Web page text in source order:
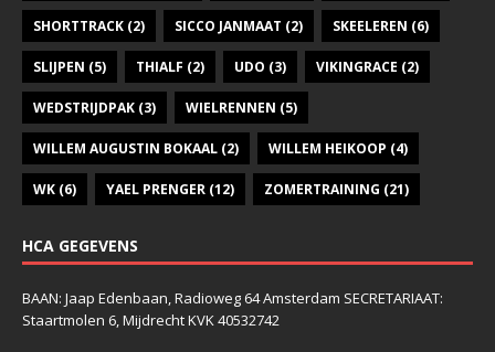
SHORTTRACK (2) SICCO JANMAAT (2) SKEELEREN (6)
SLIJPEN (5) THIALF (2) UDO (3) VIKINGRACE (2)
WEDSTRIJDPAK (3) WIELRENNEN (5)
WILLEM AUGUSTIN BOKAAL (2) WILLEM HEIKOOP (4)
WK (6) YAEL PRENGER (12) ZOMERTRAINING (21)
HCA GEGEVENS
BAAN: Jaap Edenbaan, Radioweg 64 Amsterdam SECRETARIAAT:
Staartmolen 6, Mijdrecht KVK 40532742